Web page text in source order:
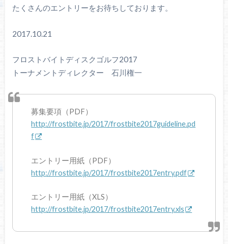
たくさんのエントリーをお待ちしております。
2017.10.21
フロストバイトディスクゴルフ2017
トーナメントディレクター 石川権一
募集要項（PDF）
http://frostbite.jp/2017/frostbite2017guideline.pd
f
エントリー用紙（PDF）
http://frostbite.jp/2017/frostbite2017entry.pdf
エントリー用紙（XLS）
http://frostbite.jp/2017/frostbite2017entry.xls